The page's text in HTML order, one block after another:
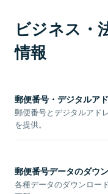
ビジネス・
情報
郵便番号・デジタルア
郵便番号とデジタルアド
を提供。
郵便番号データのダウ
各種データのダウンロー